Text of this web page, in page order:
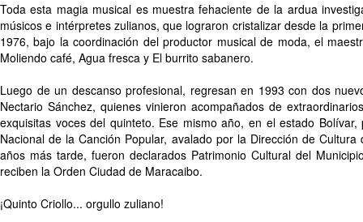
Toda esta magia musical es muestra fehaciente de la ardua
músicos e intérpretes zulianos, que lograron cristalizar desde la
1976, bajo la coordinación del productor musical de moda, el
Moliendo café, Agua fresca y El burrito sabanero.
Luego de un descanso profesional, regresan en 1993 con dos
Nectario Sánchez, quienes vinieron acompañados de
exquisitas voces del quinteto. Ese mismo año, en el estado
Nacional de la Canción Popular, avalado por la Dirección de
años más tarde, fueron declarados Patrimonio Cultural del
reciben la Orden Ciudad de Maracaibo.
¡Quinto Criollo... orgullo zuliano!